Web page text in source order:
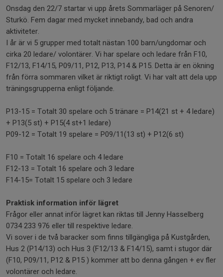
Onsdag den 22/7 startar vi upp årets Sommarläger på Senoren/
Sturkö. Fem dagar med mycket innebandy, bad och andra
aktiviteter.
I år är vi 5 grupper med totalt nästan 100 barn/ungdomar och
cirka 20 ledare/ volontärer. Vi har spelare och ledare från F10,
F12/13, F14/15, P09/11, P12, P13, P14 & P15. Detta är en ökning
från förra sommaren vilket är riktigt roligt. Vi har valt att dela upp
träningsgrupperna enligt följande.
P13-15 = Totalt 30 spelare och 5 tränare = P14(21 st + 4 ledare)
+ P13(5 st) + P15(4 st+1 ledare)
P09-12 = Totalt 19 spelare = P09/11(13 st) + P12(6 st)
F10 = Totalt 16 spelare och 4 ledare
F12-13 = Totalt 16 spelare och 3 ledare
F14-15= Totalt 15 spelare och 3 ledare
Praktisk information inför lägret
Frågor eller annat inför lägret kan riktas till Jenny Hasselberg
0734 233 976 eller till respektive ledare.
Vi sover i de två baracker som finns tillgängliga på Kustgården,
Hus 2 (P14/13) och Hus 3 (F12/13 & F14/15), samt i stugor där
(F10, P09/11, P12 & P15 ) kommer att bo denna gången + ev fler
volontärer och ledare.